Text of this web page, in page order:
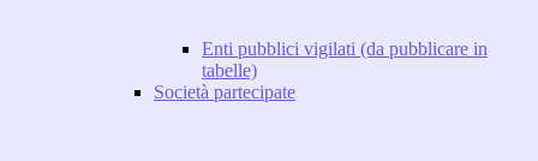
Enti pubblici vigilati (da pubblicare in
tabelle)
Società partecipate